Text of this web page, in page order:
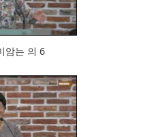
암는 의 6